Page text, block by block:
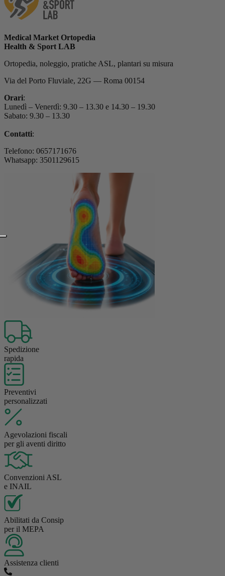
Medical Market Ortopedia
Health & Sport LAB
Ortopedia, noleggio, pratiche ASL, plantari su misura
Via del Porto Fluviale, 22G — Roma 00154
Orari:
Lunedì – Venerdì: 9.30 – 13.30 e 14.30 – 19.30
Sabato: 9.30 – 13.30
Contatti:
Telefono: 0657171676
Whatsapp: 3501129615
Spedizione
rapida
Preventivi
personalizzati
Agevolazioni fiscali
per gli aventi diritto
Convenzioni ASL
e INAIL
Abilitati da Consip
per il MEPA
Assistenza clienti